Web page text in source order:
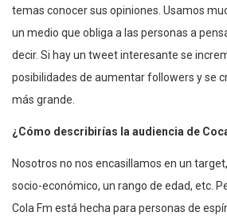
temas conocer sus opiniones. Usamos
un medio que obliga a las personas a
decir. Si hay un tweet interesante se
posibilidades de aumentar followers y se
más grande.
¿Cómo describirías la audiencia de
Nosotros no nos encasillamos en un
socio-económico, un rango de edad, etc.
Cola Fm está hecha para personas de